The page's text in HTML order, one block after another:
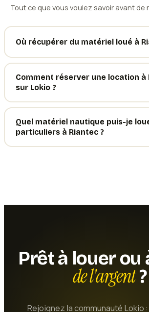
Tout ce que vous voulez savoir avant de
Où récupérer du matériel loué à
Comment réserver une location à
sur Lokio ?
Quel matériel nautique puis-je
particuliers à Riantec ?
Prêt à louer ou
de l'argent?
Rejoignez la communauté Lokio